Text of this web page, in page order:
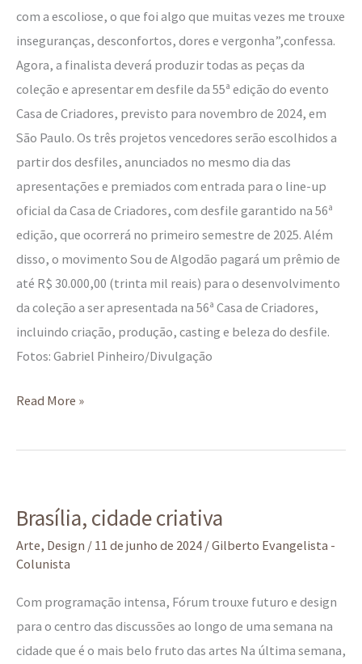
com a escoliose, o que foi algo que muitas vezes me trouxe
inseguranças, desconfortos, dores e vergonha”,confessa.
Agora, a finalista deverá produzir todas as peças da
coleção e apresentar em desfile da 55ª edição do evento
Casa de Criadores, previsto para novembro de 2024, em
São Paulo. Os três projetos vencedores serão escolhidos a
partir dos desfiles, anunciados no mesmo dia das
apresentações e premiados com entrada para o line-up
oficial da Casa de Criadores, com desfile garantido na 56ª
edição, que ocorrerá no primeiro semestre de 2025. Além
disso, o movimento Sou de Algodão pagará um prêmio de
até R$ 30.000,00 (trinta mil reais) para o desenvolvimento
da coleção a ser apresentada na 56ª Casa de Criadores,
incluindo criação, produção, casting e beleza do desfile.
Fotos: Gabriel Pinheiro/Divulgação
Read More »
Brasília, cidade criativa
Arte, Design / 11 de junho de 2024 /Gilberto Evangelista -
Colunista
Com programação intensa, Fórum trouxe futuro e design
para o centro das discussões ao longo de uma semana na
cidade que é o mais belo fruto das artes Na última semana,
cidade
criativa